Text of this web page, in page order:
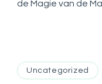
de Magie van de
Uncategorized